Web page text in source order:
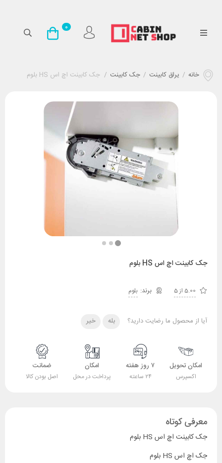
0
خانه / یراق کابینت / جک کابینت / جک کابینت اچ اس HS بلوم
جک کابینت اچ اس HS بلوم
5.00 از 5 بلوم
آیا از محصول ما رضایت دارید؟ بله خیر
امکان تحویل
اکسپرس
۷ روز هفته
۲۴ ساعته
امکان
پرداخت در محل
ضمانت
اصل بودن کالا
معرفی کوتاه
جک کابینت اچ اس HS بلوم
جک اچ اس HS بلوم